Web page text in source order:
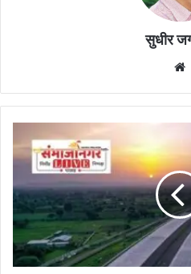
सुधीर
महामार्गावरी
अपघात
डोकेदुखी
:
बेदरकारपणे
वाहन
चालवणाऱ्यांना